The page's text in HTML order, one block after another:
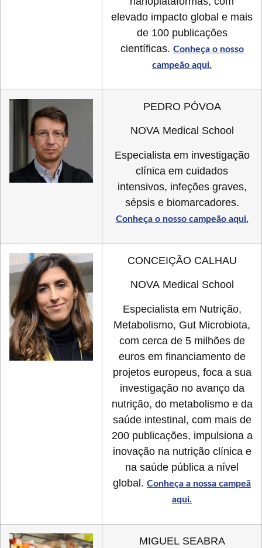
elevado impacto global e mais
de 100 publicações
científicas. Conheça o nosso
campeão aqui.
PEDRO PÓVOA
NOVA Medical School
Especialista em investigação
clínica em cuidados
intensivos, infeções graves,
sépsis e biomarcadores.
Conheça o nosso campeão aqui.
CONCEIÇÃO CALHAU
NOVA Medical School
Especialista em Nutrição,
Metabolismo, Gut Microbiota,
com cerca de 5 milhões de
euros em financiamento de
projetos europeus, foca a sua
investigação no avanço da
nutrição, do metabolismo e da
saúde intestinal, com mais de
200 publicações, impulsiona a
inovação na nutrição clínica e
na saúde pública a nível
global. Conheça a nossa campeã
aqui.
MIGUEL SEABRA